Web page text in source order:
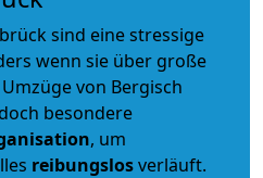
sind eine stressige
wenn sie über große
von Bergisch
besondere
, um
reibungslosverläuft.